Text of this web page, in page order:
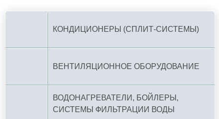
КОНДИЦИОНЕРЫ (СПЛИТ-СИСТЕМЫ)
ВЕНТИЛЯЦИОННОЕ ОБОРУДОВАНИЕ
ВОДОНАГРЕВАТЕЛИ, БОЙЛЕРЫ,
СИСТЕМЫ ФИЛЬТРАЦИИ ВОДЫ